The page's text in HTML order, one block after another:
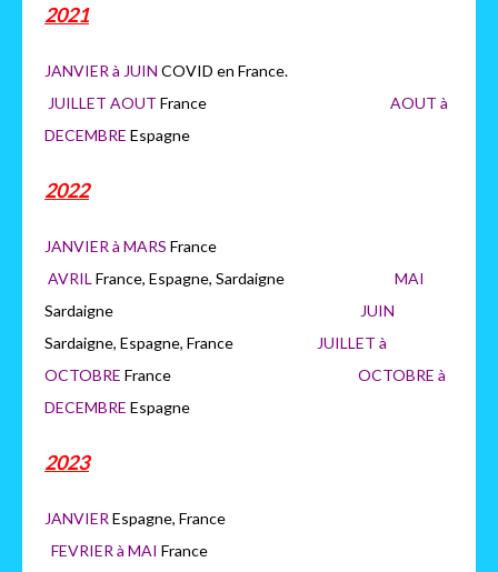
2021
JANVIER à JUIN COVID en France.
JUILLET AOUT France AOUT à
DECEMBRE Espagne
2022
JANVIER à MARS France
AVRIL France, Espagne, Sardaigne MAI
Sardaigne
JUIN
Sardaigne, Espagne, France
JUILLET à
OCTOBRE France OCTOBRE à
DECEMBRE Espagne
2023
JANVIER Espagne, France
FEVRIER à MAI France